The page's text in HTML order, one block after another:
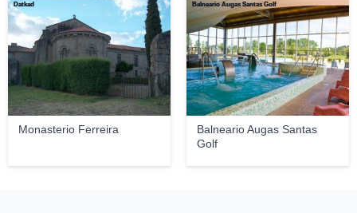
Monasterio Ferreira
Datkad
Balneario Augas Santas
Golf
Balneario Augas Santas Golf